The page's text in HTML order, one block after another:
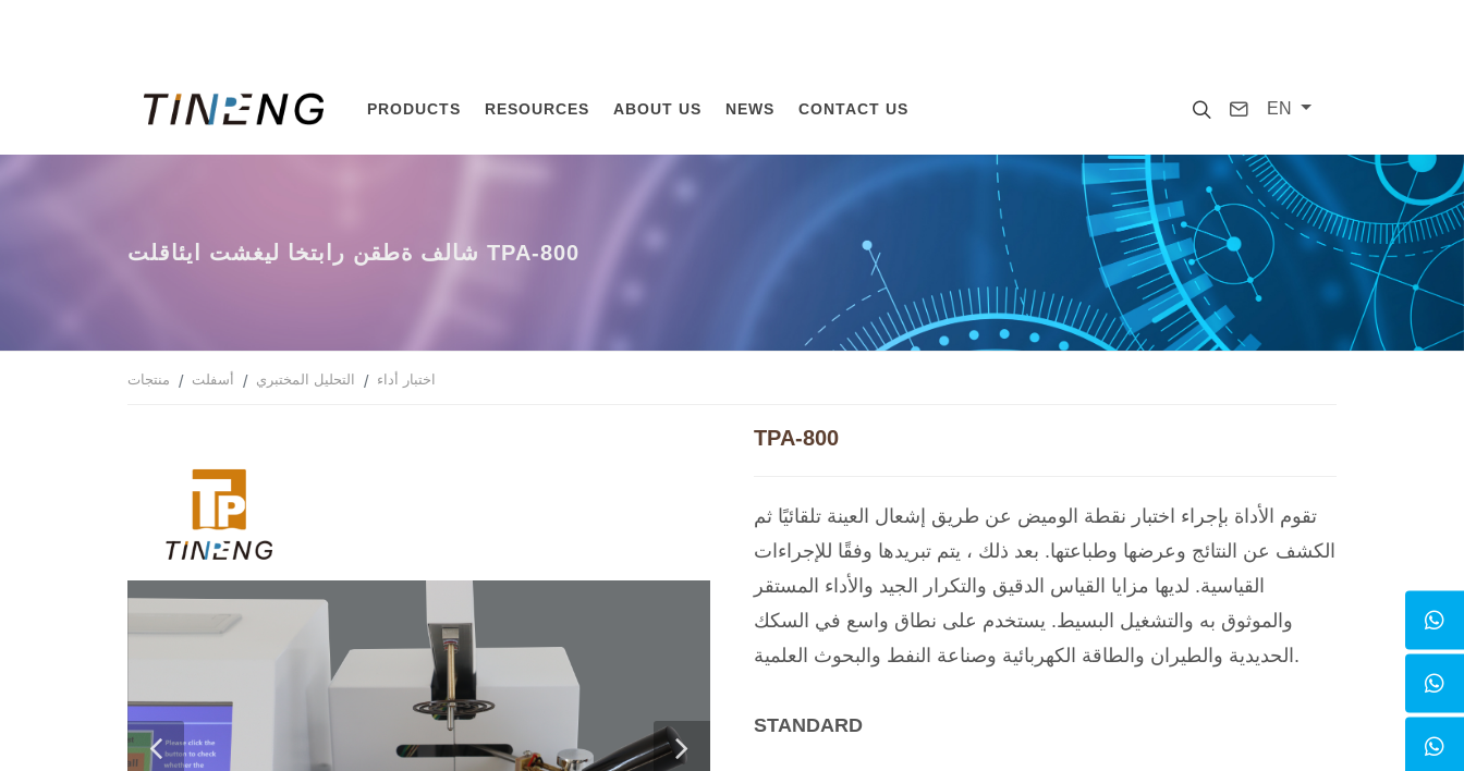
SearchContact
EN
PRODUCTS RESOURCES ABOUT US NEWS CONTACT US
تلقائيا تشغيل اختبار نقطة فلاش TPA-800
منتجات أسفلت التحليل المختبري اختبار أداء
TPA-800
تقوم الأداة بإجراء اختبار نقطة الوميض عن طريق إشعال العينة تلقائيًا ثم
الكشف عن النتائج وعرضها وطباعتها. بعد ذلك ، يتم تبريدها وفقًا للإجراءات
القياسية. لديها مزايا القياس الدقيق والتكرار الجيد والأداء المستقر
والموثوق به والتشغيل البسيط. يستخدم على نطاق واسع في السكك
الحديدية والطيران والطاقة الكهربائية وصناعة النفط والبحوث العلمية.
STANDARD